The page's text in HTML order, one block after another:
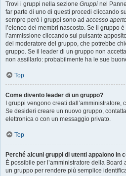
Trovi i gruppi nella sezione Gruppi nel
far parte di uno di questi procedi cliccando
sempre però i gruppi sono ad accesso
l’elenco dei membri nascosto. Se il gruppo
l’ammissione cliccando sul pulsante
del moderatore del gruppo, che potrebbe
gruppo. Se il leader di un gruppo non
non assillarlo: probabilmente ha le sue
Top
Come divento leader di un gruppo?
I gruppi vengono creati
Se desideri creare un nuovo gruppo,
elettronica o con un messaggio privato.
Top
Perché alcuni gruppi di utenti appaiono in
È possibile per l’amministratore della
un gruppo per rendere più semplice